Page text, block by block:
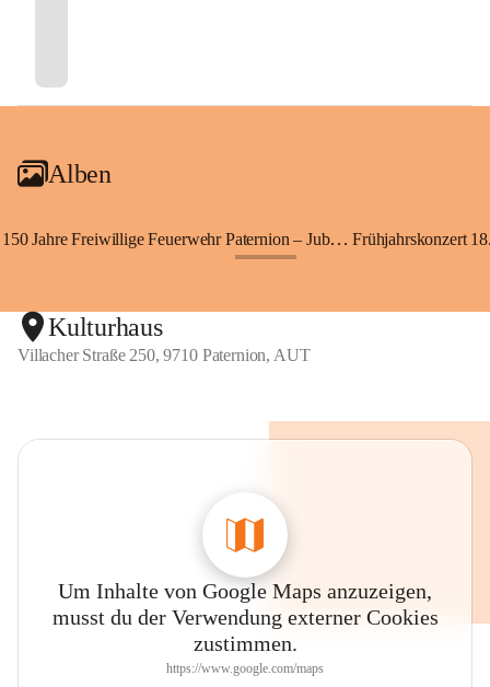
Alben
150 Jahre Freiwillige Feuerwehr Paternion – Jubiläumsfest Frühjahrskonzert
Kulturhaus
Villacher Straße 250, 9710 Paternion, AUT
Um Inhalte von Google Maps anzuzeigen,
musst du der Verwendung externer Cookies
zustimmen.
https://www.google.com/maps